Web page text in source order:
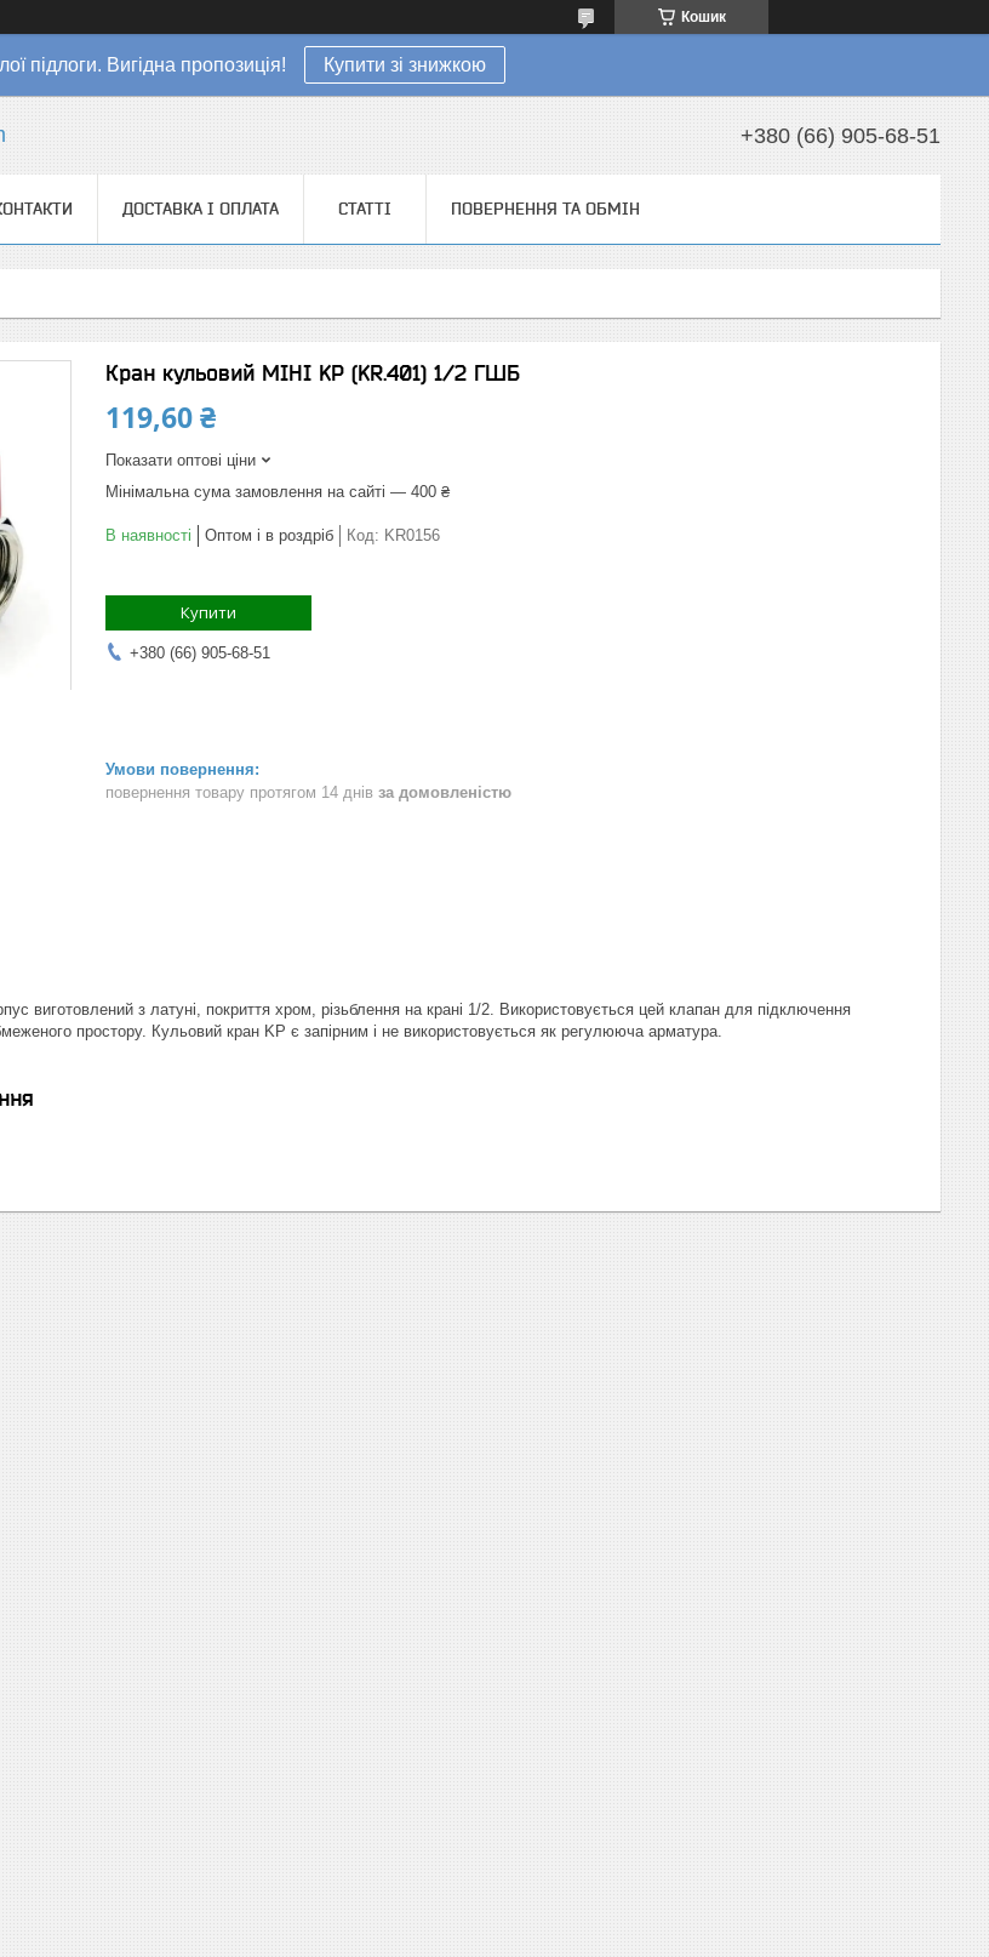
Кошик
підлоги. Вигідна пропозиція! Купити зі знижкою
+380 (66) 905-68-51
ДОСТАВКА І ОПЛАТА СТАТТІ ПОВЕРНЕННЯ ТА ОБМІН
Кран кульовий МІНІ KP (KR.401) 1/2 ГШБ
119,60 ₴
Показати оптові ціни
Мінімальна сума замовлення на сайті — 400 ₴
В наявності Оптом і в роздріб Код: KR0156
Купити
+380 (66) 905-68-51
повернення товару протягом 14 днів за домовленістю
виготовлений з латуні, покриття хром, різьблення на крані 1/2. Використовується цей клапан для підключення
простору. Кульовий кран KP є запірним і не використовується як регулююча арматура.